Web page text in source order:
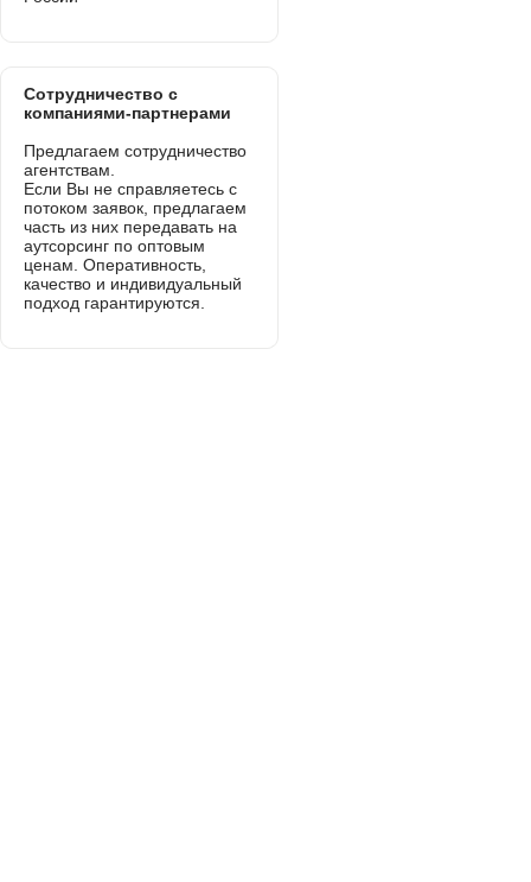
Сотрудничество с
компаниями-партнерами
Предлагаем сотрудничество
агентствам.
Если Вы не справляетесь с
потоком заявок, предлагаем
часть из них передавать на
аутсорсинг по оптовым
ценам. Оперативность,
качество и индивидуальный
подход гарантируются.